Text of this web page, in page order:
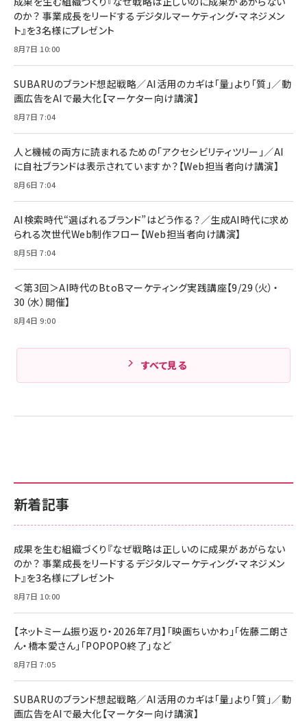
￥1,100
anan(アンアン)2026/07/08号 No.2502[2026
￥880
ママ投資家が育休中に１億貯めた株式投資
組織の成果を最大化する ルールのデザイン
￥1,980
Amazonランキングをもっと見る
2枚セット DSP25F1698
￥1,599
￥6,980
全ワイヤレスイヤホン/アクティブノイズキャンセリ
技術基準適合】ブラック
￥5,990
ケーブル Anker絡まないケーブル 240W 結束バン
ド付き USB PD対応 シリコン素材採用 iPhone
17 / 16 / 15 / Galaxy iPad Pro MacBook
Pro/Air 各種対応 (1.8m ミッドナイトブラック)
￥1,890
￥5,000
Anker PowerLine III Flow USB-C & USB-C
Pro/Air 各種対応 (1.8m ミッドナイトブラック)
￥1,890
サッポロ 生ビール 黒ラベル 350ml 缶 24本 ビー
ル ケース買い【6/30応募〆切! 黒ラベルビヤセラー
￥4,857
新着記事
成果を生む組織づくり『なぜ戦略は正しいのに成果があがらない
のか？ 事業成長をリードするデジタルマーケティング・マネジメン
ト』を3名様にプレゼント
8月7日 10:00
【ネットミーム振り返り・2026年7月】「映画ちいかわ」「佐藤二朗さ
ん・橋本愛さん」「POPOPO終了」など
8月7日 7:05
SUBARUのブランド想起戦略／AI活用のカギは「量」より「質」／動
画広告をAIで最大化【マーケター向け講演】
のか？ 事業成長をリードするデジタルマーケティング・マネジメン
ト』を3名様にプレゼント
8月7日 10:00
SUBARUのブランド想起戦略／AI活用のカギは「量」より「質」／動
画広告をAIで最大化【マーケター向け講演】
8月7日 7:04
人と機械の両方に読まれるための「アクセシビリティツリー」／AI
に自社ブランドは表示されていますか？【Web担当者向け講演】
8月6日 7:04
AI検索時代“選ばれるブランド”はどう作る？／生成AI時代に求め
られる次世代Web制作フロー【Web担当者向け講演】
8月5日 7:04
＜第3回＞AI時代のBtoBマーケティング実践講座【9/29（火）・
30（水）開催】
8月4日 9:00
すべて見る